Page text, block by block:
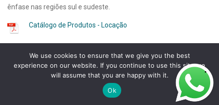
ênfase nas regiões sul e sudeste.
Catálogo de Produtos - Locação
Catálogo Domo Estande - Locação
Catálogo Estande Modular Sustentável - Locação
We use cookies to ensure that we give you the best
experience on our website. If you continue to use this site we
will assume that you are happy with it.
Ok